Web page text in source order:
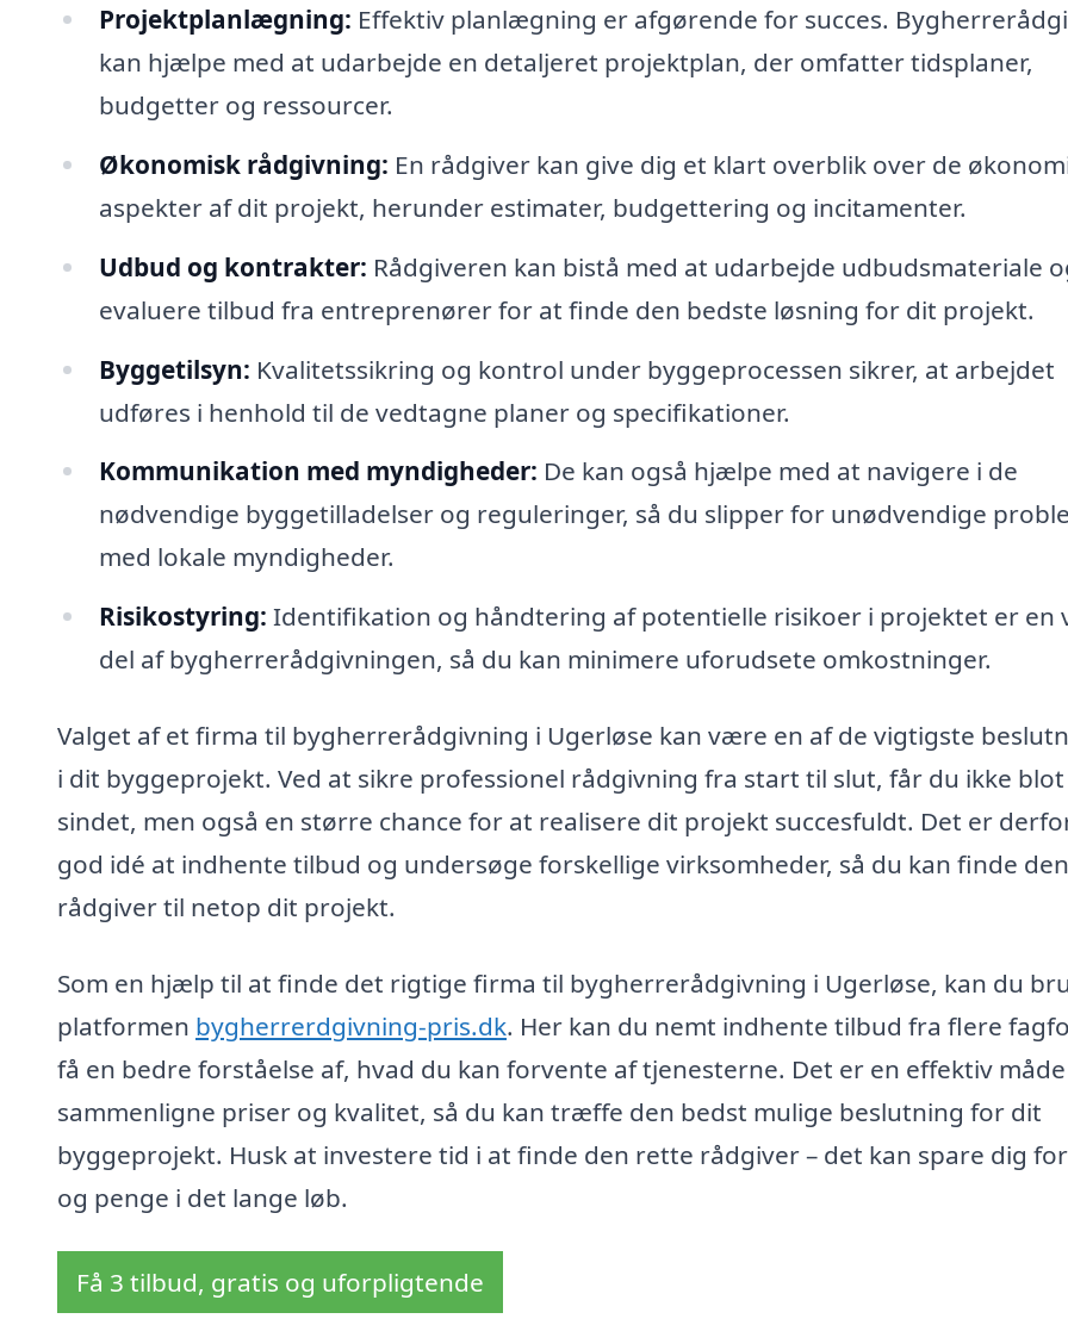
Projektplanlægning: Effektiv planlægning er afgørende for succes.
kan hjælpe med at udarbejde en detaljeret projektplan, der omfatter tidsplaner,
budgetter og ressourcer.
Økonomisk rådgivning: En rådgiver kan give dig et klart overblik over de
aspekter af dit projekt, herunder estimater, budgettering og incitamenter.
Udbud og kontrakter: Rådgiveren kan bistå med at udarbejde udbudsmateriale
evaluere tilbud fra entreprenører for at finde den bedste løsning for dit projekt.
Byggetilsyn: Kvalitetssikring og kontrol under byggeprocessen sikrer, at arbejdet
udføres i henhold til de vedtagne planer og specifikationer.
Kommunikation med myndigheder: De kan også hjælpe med at navigere i de
nødvendige byggetilladelser og reguleringer, så du slipper for unødvendige
med lokale myndigheder.
Risikostyring: Identifikation og håndtering af potentielle risikoer i projektet er en
del af bygherrerådgivningen, så du kan minimere uforudsete omkostninger.
Valget af et firma til bygherrerådgivning i Ugerløse kan være en af de vigtigste
i dit byggeprojekt. Ved at sikre professionel rådgivning fra start til slut, får du ikke
sindet, men også en større chance for at realisere dit projekt succesfuldt. Det er
god idé at indhente tilbud og undersøge forskellige virksomheder, så du kan finde
rådgiver til netop dit projekt.
Som en hjælp til at finde det rigtige firma til bygherrerådgivning i Ugerløse, kan du
platformen bygherrerdgivning-pris.dk. Her kan du nemt indhente tilbud fra flere
få en bedre forståelse af, hvad du kan forvente af tjenesterne. Det er en effektiv
sammenligne priser og kvalitet, så du kan træffe den bedst mulige beslutning for dit
byggeprojekt. Husk at investere tid i at finde den rette rådgiver – det kan spare dig
og penge i det lange løb.
Få 3 tilbud, gratis og uforpligtende